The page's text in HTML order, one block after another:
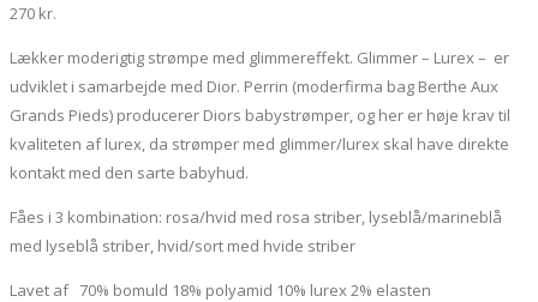
270 kr.
Lækker moderigtig strømpe med glimmereffekt. Glimmer – Lurex – er
udviklet i samarbejde med Dior. Perrin (moderfirma bag Berthe Aux
Grands Pieds) producerer Diors babystrømper, og her er høje krav til
kvaliteten af lurex, da strømper med glimmer/lurex skal have direkte
kontakt med den sarte babyhud.
Fåes i 3 kombination: rosa/hvid med rosa striber, lyseblå/marineblå
med lyseblå striber, hvid/sort med hvide striber
Lavet af 70% bomuld 18% polyamid 10% lurex 2% elasten